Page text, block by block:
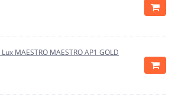
MAESTRO MAESTRO AP1 GOLD